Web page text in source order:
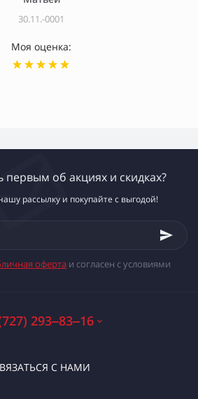
30.11.-0001
Моя оценка:
первым об акциях и скидках?
рассылку и покупайте с выгодой!
оферта и согласен с условиями
293‒83‒16
С НАМИ